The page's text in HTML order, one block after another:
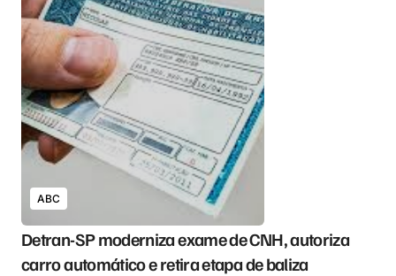
ABC
Detran-SP moderniza exame de CNH, autoriza
carro automático e retira etapa de baliza